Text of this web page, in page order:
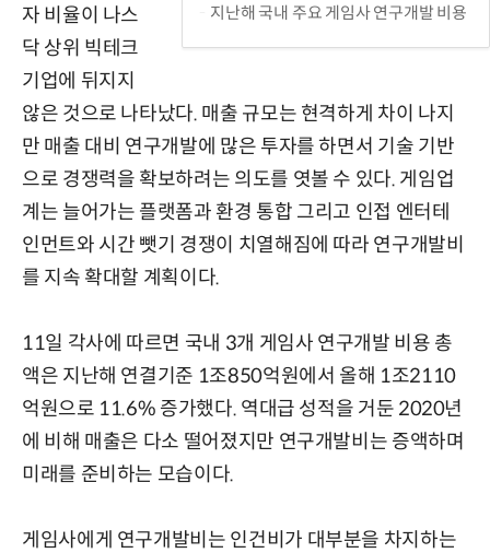
지난해 국내 주요 게임사 연구개발 비용
자 비율이 나스
닥 상위 빅테크
기업에 뒤지지
않은 것으로 나타났다. 매출 규모는 현격하게 차이 나지
만 매출 대비 연구개발에 많은 투자를 하면서 기술 기반
으로 경쟁력을 확보하려는 의도를 엿볼 수 있다. 게임업
계는 늘어가는 플랫폼과 환경 통합 그리고 인접 엔터테
인먼트와 시간 뺏기 경쟁이 치열해짐에 따라 연구개발비
를 지속 확대할 계획이다.
11일 각사에 따르면 국내 3개 게임사 연구개발 비용 총
액은 지난해 연결기준 1조850억원에서 올해 1조2110
억원으로 11.6% 증가했다. 역대급 성적을 거둔 2020년
에 비해 매출은 다소 떨어졌지만 연구개발비는 증액하며
미래를 준비하는 모습이다.
게임사에게 연구개발비는 인건비가 대부분을 차지하는